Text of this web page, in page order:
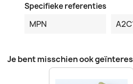
Specifieke referenties
MPN
Je bent misschien ook